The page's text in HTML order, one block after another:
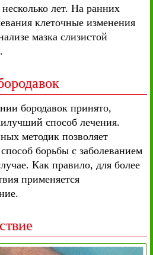
лет. На ранних
клеточные изменения
мазка слизистой
бородавок принято,
способ лечения.
методик позволяет
борьбы с заболеванием
Как правило, для более
применяется